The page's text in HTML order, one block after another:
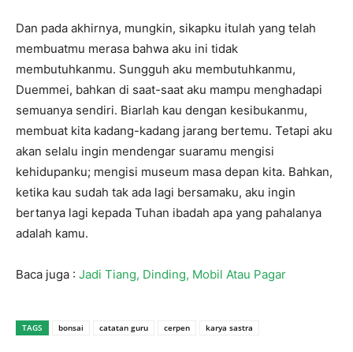
Dan pada akhirnya, mungkin, sikapku itulah yang telah
membuatmu merasa bahwa aku ini tidak
membutuhkanmu. Sungguh aku membutuhkanmu,
Duemmei, bahkan di saat-saat aku mampu menghadapi
semuanya sendiri. Biarlah kau dengan kesibukanmu,
membuat kita kadang-kadang jarang bertemu. Tetapi aku
akan selalu ingin mendengar suaramu mengisi
kehidupanku; mengisi museum masa depan kita. Bahkan,
ketika kau sudah tak ada lagi bersamaku, aku ingin
bertanya lagi kepada Tuhan ibadah apa yang pahalanya
adalah kamu.
Baca juga : Jadi Tiang, Dinding, Mobil Atau Pagar
TAGS bonsai catatan guru cerpen karya sastra